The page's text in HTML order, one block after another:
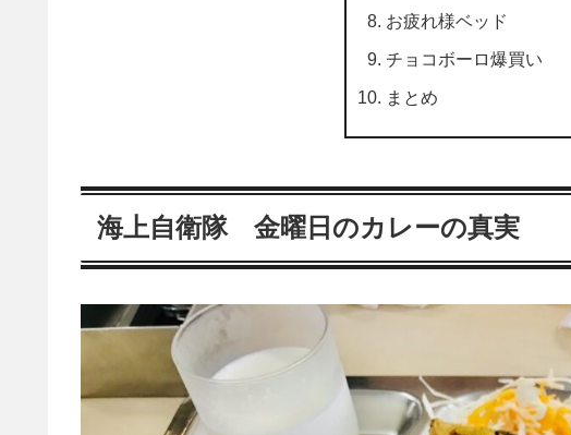
お疲れ様ベッド
チョコボーロ爆買い
まとめ
海上自衛隊 金曜日のカレーの真実